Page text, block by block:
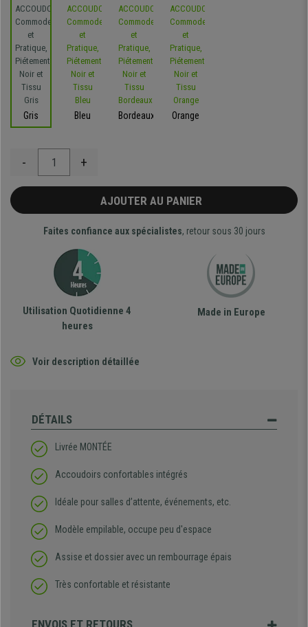
Gris Bleu Bordeaux Orange
- +
AJOUTER AU PANIER
Faites confiance aux spécialistes, retour sous 30 jours
Utilisation Quotidienne 4
heures
Made in Europe
Voir description détaillée
DÉTAILS
Livrée MONTÉE
Accoudoirs confortables intégrés
Idéale pour salles d’attente, événements, etc.
Modèle empilable, occupe peu d'espace
Assise et dossier avec un rembourrage épais
Très confortable et résistante